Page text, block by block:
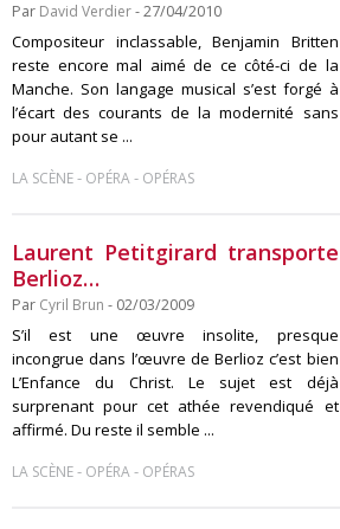
Par David Verdier- 27/04/2010
Compositeur inclassable, Benjamin Britten
reste encore mal aimé de ce côté-ci de la
Manche. Son langage musical s’est forgé à
l’écart des courants de la modernité sans
pour autant se ...
LA SCÈNE- OPÉRA- OPÉRAS
Laurent Petitgirard transporte
Berlioz…
Par Cyril Brun - 02/03/2009
S’il est une œuvre insolite, presque
incongrue dans l’œuvre de Berlioz c’est bien
L’Enfance du Christ. Le sujet est déjà
surprenant pour cet athée revendiqué et
affirmé. Du reste il semble ...
LA SCÈNE- OPÉRA- OPÉRAS